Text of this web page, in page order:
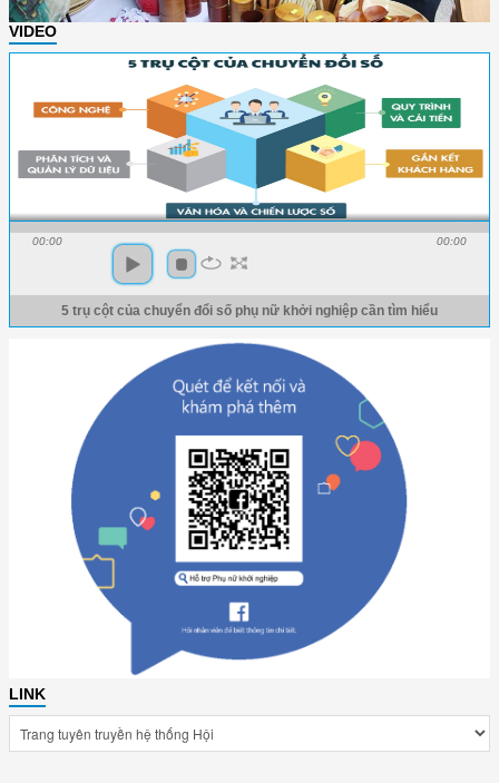
VIDEO
00:00 00:00
5 trụ cột của chuyển đổi số phụ nữ khởi nghiệp cần tìm hiểu
LINK